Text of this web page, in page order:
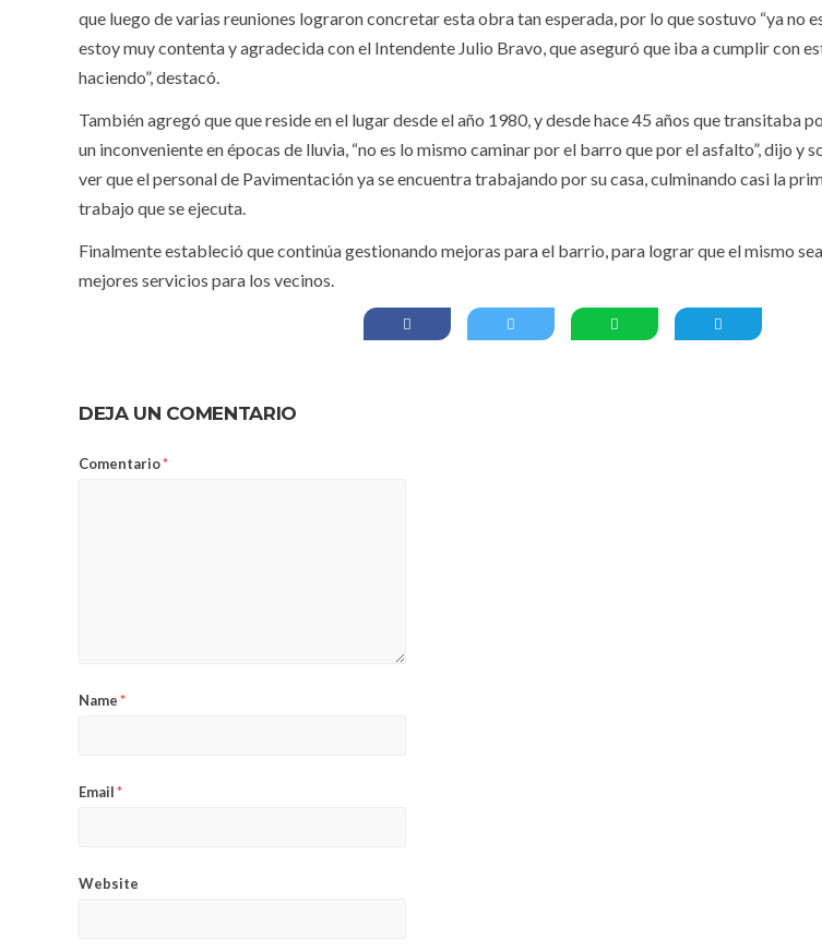
que luego de varias reuniones lograron concretar esta obra tan esperada, por lo que sostuvo “ya no
estoy muy contenta y agradecida con el Intendente Julio Bravo, que aseguró que iba a cumplir con
haciendo”, destacó.
También agregó que que reside en el lugar desde el año 1980, y desde hace 45 años que transitaba
un inconveniente en épocas de lluvia, “no es lo mismo caminar por el barro que por el asfalto”, dijo y
ver que el personal de Pavimentación ya se encuentra trabajando por su casa, culminando casi la
trabajo que se ejecuta.
Finalmente estableció que continúa gestionando mejoras para el barrio, para lograr que el mismo
mejores servicios para los vecinos.
DEJA UN COMENTARIO
Comentario*
Name*
Email*
Website